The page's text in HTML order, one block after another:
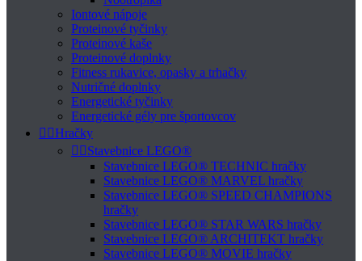
Iontové nápoje
Proteinové tyčinky
Proteinové kaše
Proteinové doplnky
Fitness rukavice, opasky a trhačky
Nutričné doplnky
Energetické tyčinky
Energetické gély pre športovcov
 Hračky
 Stavebnice LEGO®
Stavebnice LEGO® TECHNIC hračky
Stavebnice LEGO® MARVEL hračky
Stavebnice LEGO® SPEED CHAMPIONS
hračky
Stavebnice LEGO® STAR WARS hračky
Stavebnice LEGO® ARCHITEKT hračky
Stavebnice LEGO® MOVIE hračky